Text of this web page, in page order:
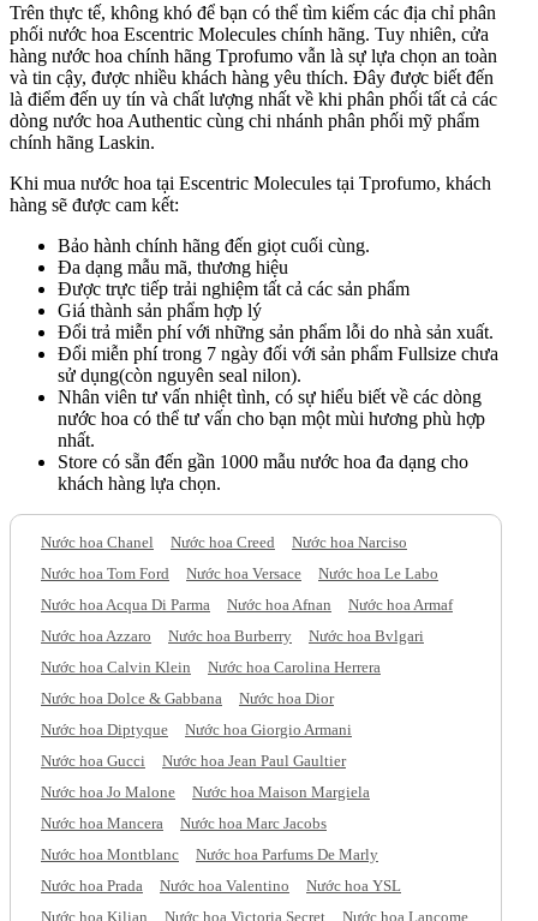
Trên thực tế, không khó để bạn có thể tìm kiếm các địa chỉ phân
phối nước hoa Escentric Molecules chính hãng. Tuy nhiên, cửa
hàng nước hoa chính hãng Tprofumo vẫn là sự lựa chọn an toàn
và tin cậy, được nhiều khách hàng yêu thích. Đây được biết đến
là điểm đến uy tín và chất lượng nhất về khi phân phối tất cả các
dòng nước hoa Authentic cùng chi nhánh phân phối mỹ phẩm
chính hãng Laskin.
Khi mua nước hoa tại Escentric Molecules tại Tprofumo, khách
hàng sẽ được cam kết:
Bảo hành chính hãng đến giọt cuối cùng.
Đa dạng mẫu mã, thương hiệu
Được trực tiếp trải nghiệm tất cả các sản phẩm
Giá thành sản phẩm hợp lý
Đổi trả miễn phí với những sản phẩm lỗi do nhà sản xuất.
Đổi miễn phí trong 7 ngày đối với sản phẩm Fullsize chưa
sử dụng(còn nguyên seal nilon).
Nhân viên tư vấn nhiệt tình, có sự hiểu biết về các dòng
nước hoa có thể tư vấn cho bạn một mùi hương phù hợp
nhất.
Store có sẵn đến gần 1000 mẫu nước hoa đa dạng cho
khách hàng lựa chọn.
Nước hoa Chanel Nước hoa Creed
Nước hoa Narciso
Nước hoa Tom Ford
Nước hoa Versace
Nước hoa Le Labo
Nước hoa Acqua Di Parma
Nước hoa Afnan
Nước hoa Armaf
Nước hoa Azzaro
Nước hoa Burberry
Nước hoa Bvlgari
Nước hoa Calvin Klein
Nước hoa Carolina Herrera
Nước hoa Dolce & Gabbana
Nước hoa Dior
Nước hoa Diptyque
Nước hoa Giorgio Armani
Nước hoa Gucci
Nước hoa Jean Paul Gaultier
Nước hoa Jo Malone
Nước hoa Maison Margiela
Nước hoa Mancera
Nước hoa Marc Jacobs
Nước hoa Montblanc
Nước hoa Parfums De Marly
Nước hoa Prada
Nước hoa Valentino
Nước hoa YSL
Nước hoa Kilian
Nước hoa Victoria Secret
Nước hoa Lancome